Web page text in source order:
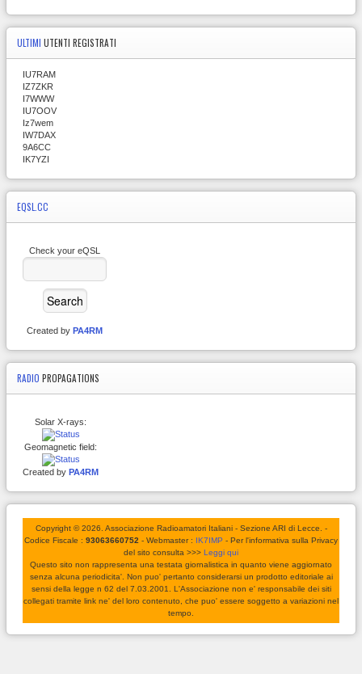
ULTIMI UTENTI REGISTRATI
IU7RAM
IZ7ZKR
I7WWW
IU7OOV
Iz7wem
IW7DAX
9A6CC
IK7YZI
EQSL.CC
Check your eQSL
Created by PA4RM
RADIO PROPAGATIONS
Solar X-rays:
Geomagnetic field:
Created by PA4RM
Copyright © 2026. Associazione Radioamatori Italiani - Sezione ARI di Lecce. -
Codice Fiscale : 93063660752 - Webmaster : IK7IMP - Per l'informativa sulla Privacy
del sito consulta >>> Leggi qui
Questo sito non rappresenta una testata giornalistica in quanto viene aggiornato
senza alcuna periodicita'. Non puo' pertanto considerarsi un prodotto editoriale ai
sensi della legge n 62 del 7.03.2001. L'Associazione non e' responsabile dei siti
collegati tramite link ne' del loro contenuto, che puo' essere soggetto a variazioni nel
tempo.